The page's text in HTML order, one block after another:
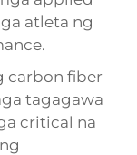
atleta ng
carbon fiber
tagagawa
critical na